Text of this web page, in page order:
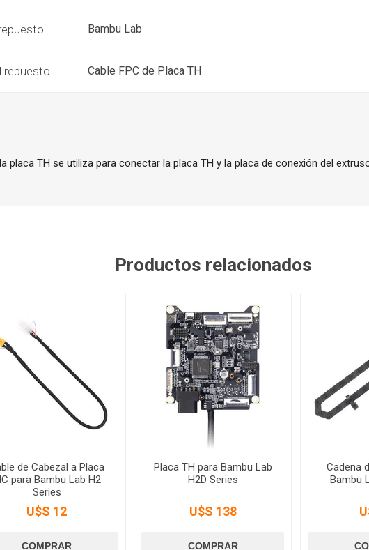
Bambu Lab
repuesto Cable FPC de Placa TH
placa TH se utiliza para conectar la placa TH y la placa de conexión del
Productos relacionados
de Cabezal a Placa
para Bambu Lab H2
Series
U$S 12
Placa TH para Bambu Lab
H2D Series
U$S 138
Cadena
Bambu